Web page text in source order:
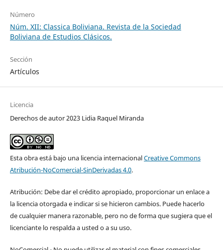
Número
Núm. XII: Classica Boliviana. Revista de la Sociedad
Boliviana de Estudios Clásicos.
Sección
Artículos
Licencia
Derechos de autor 2023 Lidia Raquel Miranda
Esta obra está bajo una licencia internacionalCreative Commons
Atribución-NoComercial-SinDerivadas 4.0.
Atribución: Debe dar el crédito apropiado, proporcionar un enlace a
la licencia otorgada e indicar si se hicieron cambios. Puede hacerlo
de cualquier manera razonable, pero no de forma que sugiera que el
licenciante lo respalda a usted o a su uso.